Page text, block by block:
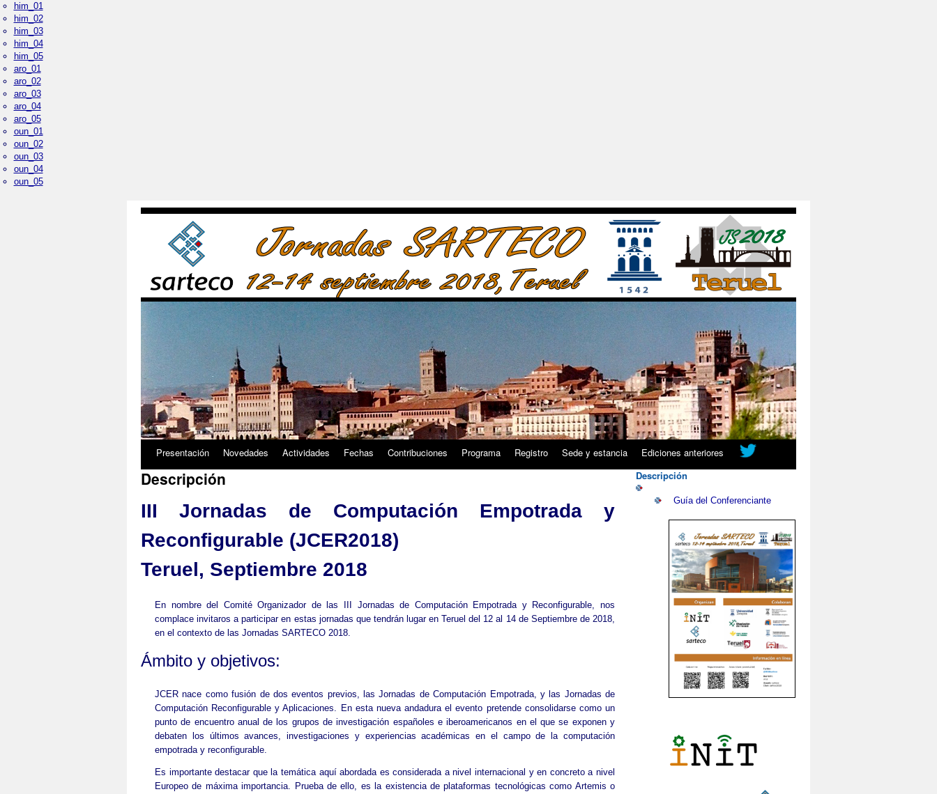
him_01
him_02
him_03
him_04
him_05
aro_01
aro_02
aro_03
aro_04
aro_05
oun_01
oun_02
oun_03
oun_04
oun_05
1/5
Palacio Real
Presentación Novedades Actividades Fechas Contribuciones Programa Registro Sede y estancia Ediciones anteriores
Descripción
III Jornadas de Computación Empotrada y
Reconfigurable (JCER2018)
Teruel, Septiembre 2018
En nombre del Comité Organizador de las III Jornadas de Computación Empotrada y Reconfigurable, nos
complace invitaros a participar en estas jornadas que tendrán lugar en Teruel del 12 al 14 de Septiembre de 2018,
en el contexto de las Jornadas SARTECO 2018.
Ámbito y objetivos:
JCER nace como fusión de dos eventos previos, las Jornadas de Computación Empotrada, y las Jornadas de
Computación Reconfigurable y Aplicaciones. En esta nueva andadura el evento pretende consolidarse como un
punto de encuentro anual de los grupos de investigación españoles e iberoamericanos en el que se exponen y
debaten los últimos avances, investigaciones y experiencias académicas en el campo de la computación
empotrada y reconfigurable.
Es importante destacar que la temática aquí abordada es considerada a nivel internacional y en concreto a nivel
Europeo de máxima importancia. Prueba de ello, es la existencia de plataformas tecnológicas como Artemis o
Descripción
Guía del Conferenciante